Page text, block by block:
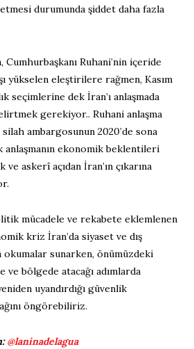
durumunda şiddet daha fazla
Cumhurbaşkanı Ruhani’nin içeride
yükselen eleştirilere rağmen, Kasım
seçimlerine dek İran’ı anlaşmada
gerekiyor.. Ruhani anlaşma
ambargosunun 2020’de sona
ekonomik beklentileri
askerî açıdan İran’ın çıkarına
mücadele ve rekabete eklemlenen
kriz İran’da siyaset ve dış
sunarken, önümüzdeki
ve bölgede atacağı adımlarda
uyandırdığı güvenlik
öngörebiliriz.
@laninadelagua